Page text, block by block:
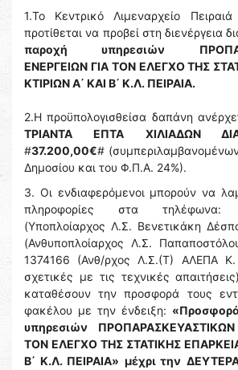
1.To Κεντρικό Λιμεναρχείο
προτίθεται να προβεί στη διενέργεια
παροχή υπηρεσιών
ΕΝΕΡΓΕΙΩΝ ΓΙΑ ΤΟΝ ΕΛΕΓΧΟ ΤΗΣ
ΚΤΙΡΙΩΝ Α΄ ΚΑΙ Β΄ Κ.Λ. ΠΕΙΡΑΙΑ.
2.Η προϋπολογισθείσα δαπάνη
ΤΡΙΑΝΤΑ ΕΠΤΑ
ΧΙΛΙΑΔΩΝ
#37.200,00€#
Δημοσίου και του Φ.Π.Α. 24%).
3. Οι ενδιαφερόμενοι μπορούν να
πληροφορίες στα τηλέφωνα:
(Υποπλοίαρχος Λ.Σ. Βενετικάκη
(Ανθυποπλοίαρχος Λ.Σ.
1374166 (Ανθ/ρχος Λ.Σ.(Τ) ΑΛΕΠΑ Κ.
σχετικές με τις τεχνικές
καταθέσουν την προσφορά τους
φακέλου με την ένδειξη:
υπηρεσιών
ΤΟΝ ΕΛΕΓΧΟ ΤΗΣ ΣΤΑΤΙΚΗΣ
Β΄ Κ.Λ. ΠΕΙΡΑΙΑ» μέχρι την